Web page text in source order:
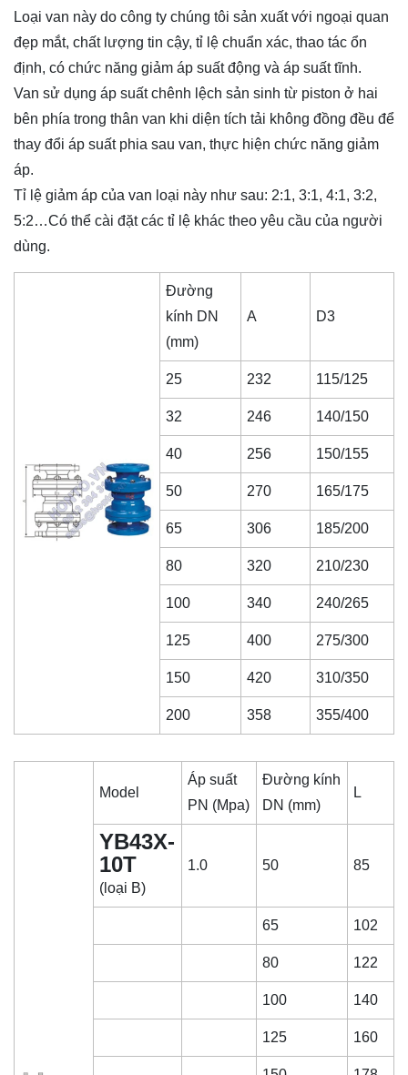
Loại van này do công ty chúng tôi sản xuất với ngoại quan
đẹp mắt, chất lượng tin cậy, tỉ lệ chuẩn xác, thao tác ổn
định, có chức năng giảm áp suất động và áp suất tĩnh.
Van sử dụng áp suất chênh lệch sản sinh từ piston ở hai
bên phía trong thân van khi diện tích tải không đồng đều để
thay đổi áp suất phia sau van, thực hiện chức năng giảm
áp.
Tỉ lệ giảm áp của van loại này như sau: 2:1, 3:1, 4:1, 3:2,
5:2…Có thể cài đặt các tỉ lệ khác theo yêu cầu của người
dùng.
Đường
kính DN
(mm)
A D3
25 232 115/125
32 246 140/150
40 256 150/155
50 270 165/175
65 306 185/200
80 320 210/230
100 340 240/265
125 400 275/300
150 420 310/350
200 358 355/400
Model
Áp suất
PN (Mpa)
Đường kính
DN (mm)
L
YB43X-
10T
(loại B)
1.0 50 85
65 102
80 122
100 140
125 160